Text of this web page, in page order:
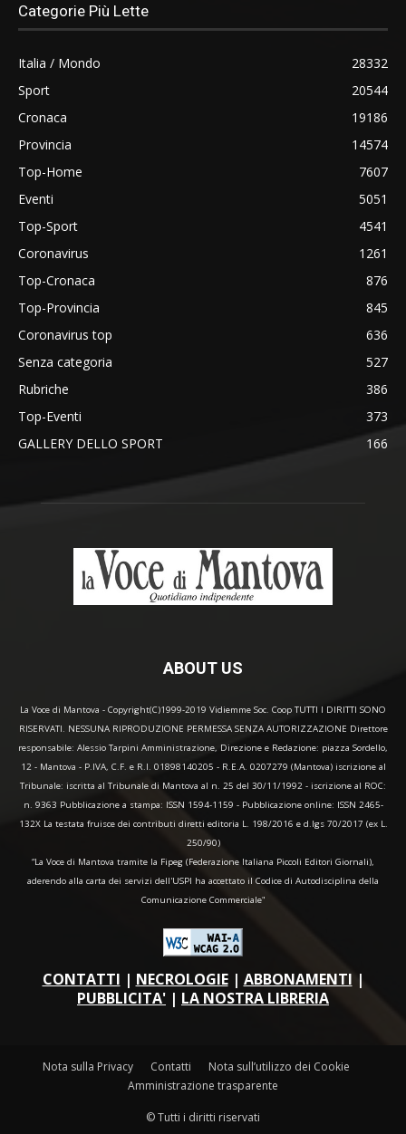
Categorie Più Lette
Italia / Mondo
28332
Sport
20544
Cronaca
19186
Provincia
14574
Top-Home
7607
Eventi
5051
Top-Sport
4541
Coronavirus
1261
Top-Cronaca
876
Top-Provincia
845
Coronavirus top
636
Senza categoria
527
Rubriche
386
Top-Eventi
373
GALLERY DELLO SPORT
166
ABOUT US
La Voce di Mantova - Copyright(C)1999-2019 Vidiemme Soc. Coop TUTTI I DIRITTI SONO
RISERVATI. NESSUNA RIPRODUZIONE PERMESSA SENZA AUTORIZZAZIONE Direttore
responsabile: Alessio Tarpini Amministrazione, Direzione e Redazione: piazza Sordello,
12 - Mantova - P.IVA, C.F. e R.I. 01898140205 - R.E.A. 0207279 (Mantova) iscrizione al
Tribunale: iscritta al Tribunale di Mantova al n. 25 del 30/11/1992 - iscrizione al ROC:
n. 9363 Pubblicazione a stampa: ISSN 1594-1159 - Pubblicazione online: ISSN 2465-
132X La testata fruisce dei contributi diretti editoria L. 198/2016 e d.lgs 70/2017 (ex L.
250/90)
“La Voce di Mantova tramite la Fipeg (Federazione Italiana Piccoli Editori Giornali),
aderendo alla carta dei servizi dell'USPI ha accettato il Codice di Autodisciplina della
Comunicazione Commerciale"
CONTATTI | NECROLOGIE| ABBONAMENTI |
PUBBLICITA' | LA NOSTRA LIBRERIA
Nota sulla Privacy Contatti
Nota sull’utilizzo dei Cookie
Amministrazione trasparente
© Tutti i diritti riservati